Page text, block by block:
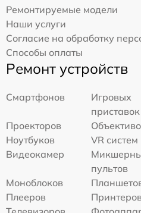
Ремонтируемые модели
Наши услуги
Согласие на обработку
Способы оплаты
Ремонт устройств
Смартфонов
Игровых
приставок
Проекторов
Ноутбуков
VR систем
Видеокамер
пультов
Моноблоков
Плееров